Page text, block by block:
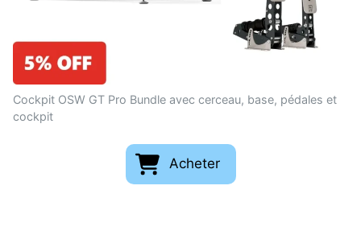
Cockpit OSW GT Pro Bundle avec cerceau, base, pédales et
cockpit
Acheter